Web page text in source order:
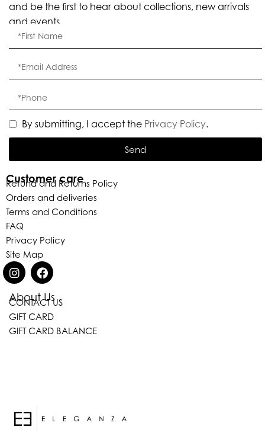
About Us
CONTACT US
GIFT CARD
GIFT CARD BALANCE
Customer care
Refund and Returns Policy
Orders and deliveries
Terms and Conditions
FAQ
Privacy Policy
Site Map
and be the first to hear about collections, new arrivals
and events.
By submitting, I accept the Privacy Policy.
Send
Eleganza Israel